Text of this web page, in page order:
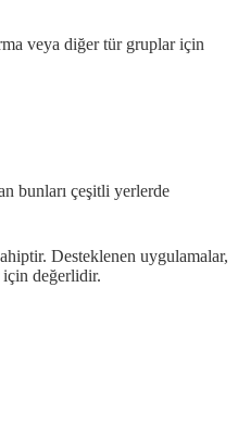
veya diğer tür gruplar için
bunları çeşitli yerlerde
Desteklenen uygulamalar,
için değerlidir.